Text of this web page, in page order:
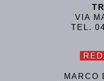
VIA
TEL.
MARCO